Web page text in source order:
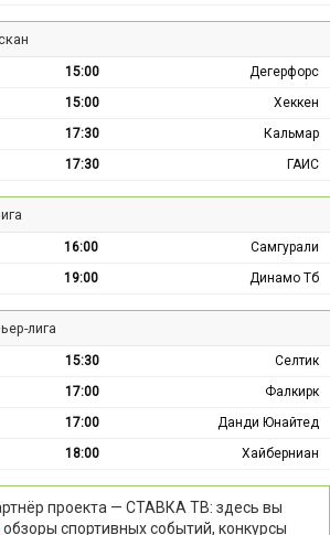
15:00
Дегерфорс
15:00
Хеккен
17:30
Кальмар
17:30 ГАИС
16:00
Самгурали
19:00 Динамо Тб
лига
15:30
Селтик
17:00
Фалкирк
17:00
Данди Юнайтед
18:00 Хайберниан
проекта — СТАВКА ТВ: здесь вы
спортивных событий, конкурсы